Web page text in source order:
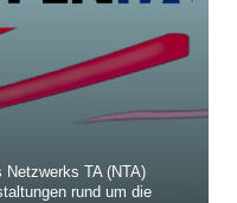
Netzwerks TA (NTA)
rund um die